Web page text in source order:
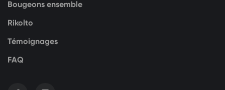
Bougeons ensemble
Rikolto
Témoignages
FAQ